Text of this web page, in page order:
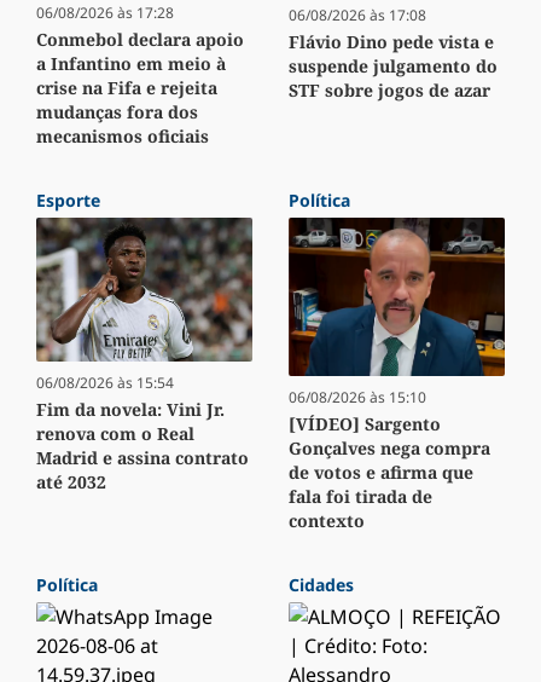
06/08/2026 às 17:28
Conmebol declara apoio
a Infantino em meio à
crise na Fifa e rejeita
mudanças fora dos
mecanismos oficiais
06/08/2026 às 17:08
Flávio Dino pede vista e
suspende julgamento do
STF sobre jogos de azar
Esporte
06/08/2026 às 15:54
Fim da novela: Vini Jr.
renova com o Real
Madrid e assina contrato
até 2032
Política
06/08/2026 às 15:10
[VÍDEO] Sargento
Gonçalves nega compra
de votos e afirma que
fala foi tirada de
contexto
Política Cidades